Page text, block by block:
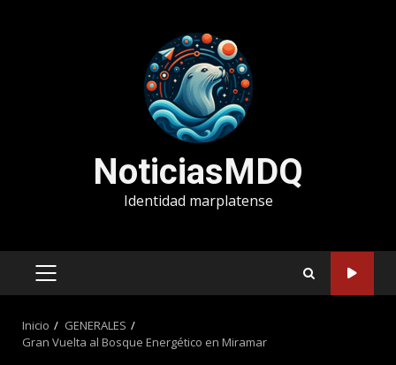
NoticiasMDQ
Identidad marplatense
MENÚ
Inicio
GENERALES
Gran Vuelta al Bosque Energético en Miramar